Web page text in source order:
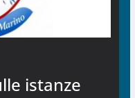
istanze